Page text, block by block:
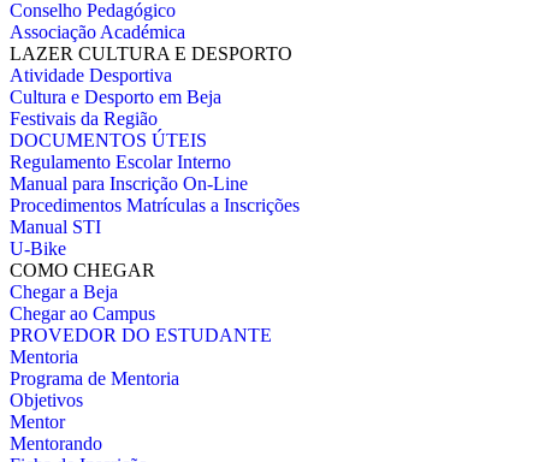
Conselho Pedagógico
Associação Académica
LAZER CULTURA E DESPORTO
Atividade Desportiva
Cultura e Desporto em Beja
Festivais da Região
DOCUMENTOS ÚTEIS
Regulamento Escolar Interno
Manual para Inscrição On-Line
Procedimentos Matrículas a Inscrições
Manual STI
U-Bike
COMO CHEGAR
Chegar a Beja
Chegar ao Campus
PROVEDOR DO ESTUDANTE
Mentoria
Programa de Mentoria
Objetivos
Mentor
Mentorando